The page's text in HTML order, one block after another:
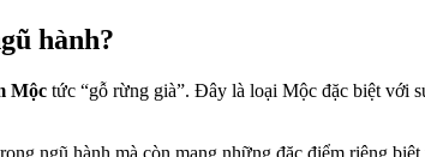
hành?
Mộc tức “gỗ rừng già”. Đây là loại Mộc đặc biệt với
ngũ hành mà còn mang những đặc điểm riêng